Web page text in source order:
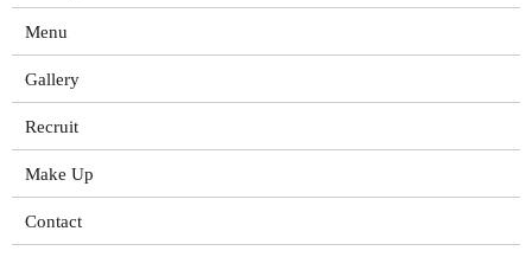
Menu
Gallery
Recruit
Make Up
Contact